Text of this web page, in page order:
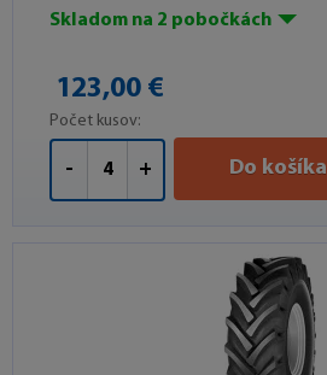
Skladom na 2 pobočkách
123,00 €
Počet kusov:
- + Do košíka